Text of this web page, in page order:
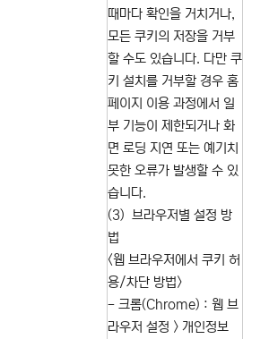
때마다 확인을 거치거나,
모든 쿠키의 저장을 거부
할 수도 있습니다. 다만 쿠
키 설치를 거부할 경우 홈
페이지 이용 과정에서 일
부 기능이 제한되거나 화
면 로딩 지연 또는 예기치
못한 오류가 발생할 수 있
습니다.
(3) 브라우저별 설정 방
법
<웹 브라우저에서 쿠키 허
용/차단 방법>
- 크롬(Chrome) : 웹 브
라우저 설정 > 개인정보